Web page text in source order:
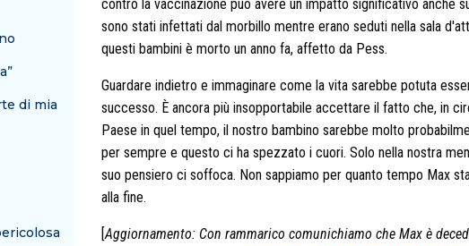
contro la vaccinazione può avere un impatto significativo anche
sono stati infettati dal morbillo mentre erano seduti nella sala
questi bambini è morto un anno fa, affetto da Pess.
Guardare indietro e immaginare come la vita sarebbe potuta
successo. È ancora più insopportabile accettare il fatto che, in
Paese in quel tempo, il nostro bambino sarebbe molto
per sempre e questo ci ha spezzato i cuori. Solo nella nostra
suo pensiero ci soffoca. Non sappiamo per quanto tempo Max
alla fine.
[Aggiornamento: Con rammarico comunichiamo che Max è
di mia